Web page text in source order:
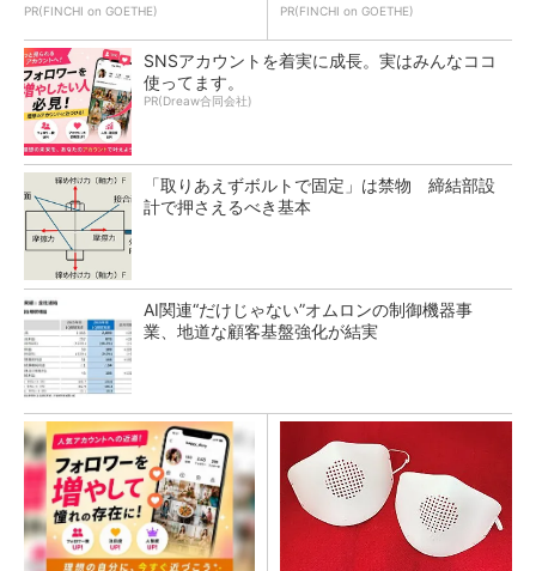
PR(FINCHI on GOETHE) PR(FINCHI on GOETHE)
SNSアカウントを着実に成長。実はみんなココ
使ってます。
PR(Dreaw合同会社)
「取りあえずボルトで固定」は禁物 締結部設
計で押さえるべき基本
AI関連“だけじゃない”オムロンの制御機器事
業、地道な顧客基盤強化が結実